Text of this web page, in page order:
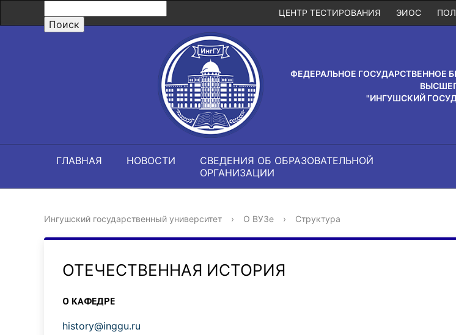
ЭИОС
ЦЕНТР ТЕСТИРОВАНИЯ
ФЕДЕРАЛЬНОЕ ГОСУДАРСТВЕННОЕ
"ИНГУШСКИЙ
ГЛАВНАЯ НОВОСТИ
СВЕДЕНИЯ ОБ ОБРАЗОВАТЕЛЬНОЙ
ОРГАНИЗАЦИИ
Ингушский государственный университет › О ВУЗе › Структура
ОТЕЧЕСТВЕННАЯ ИСТОРИЯ
О КАФЕДРЕ
history@inggu.ru